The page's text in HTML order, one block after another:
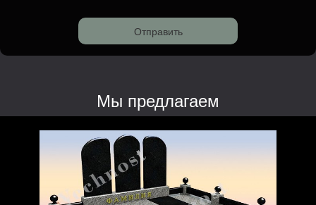
Мы предлагаем